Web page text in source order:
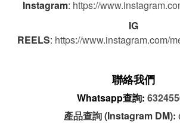
Instagram: https://
IG
REELS: https://www.instagram.com/
聯絡我們
Whatsapp查詢:
產品查詢 (Instagram DM):